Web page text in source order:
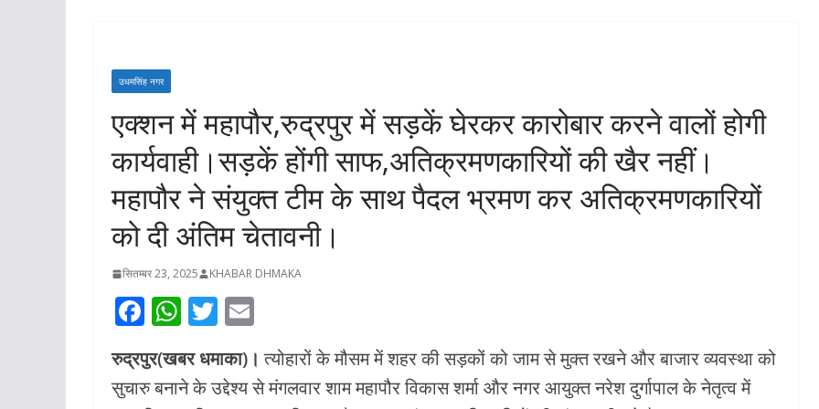
उधमसिंह नगर
एक्शन में महापौर,रुद्रपुर में सड़कें घेरकर कारोबार करने वालों होगी
कार्यवाही।सड़कें होंगी साफ,अतिक्रमणकारियों की खैर नहीं।
महापौर ने संयुक्त टीम के साथ पैदल भ्रमण कर अतिक्रमणकारियों
को दी अंतिम चेतावनी।
सितम्बर 23, 2025 KHABAR DHMAKA
F
e
b
W
at
s
T
itt
er
m
ai
l
रुद्रपुर(खबर धमाका)। त्योहारों के मौसम में शहर की सड़कों को जाम से मुक्त रखने और बाजार व्यवस्था को
सुचारु बनाने के उद्देश्य से मंगलवार शाम महापौर विकास शर्मा और नगर आयुक्त नरेश दुर्गापाल के नेतृत्व में
समाज के लिए कम्युनिटी हॉल
बनाने का ऐलान
अगस्त 6, 2026 KHABAR DHMAKA
KHABAR DHMAKA